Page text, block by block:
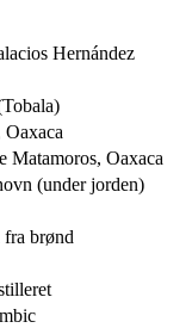
Hernández
Oaxaca
Matamoros, Oaxaca
(under jorden)
brønd